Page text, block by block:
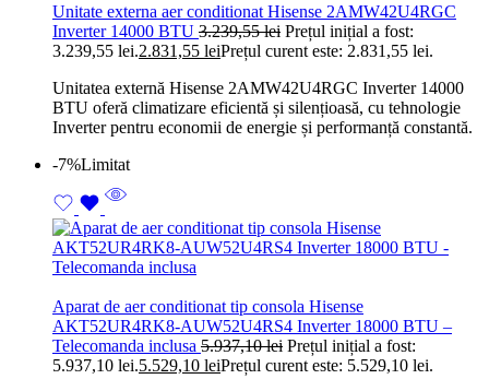
Unitate externa aer conditionat Hisense 2AMW42U4RGC
Inverter 14000 BTU 3.239,55lei Prețul inițial a fost:
3.239,55 lei.2.831,55 leiPrețul curent este: 2.831,55 lei.
Unitatea externă Hisense 2AMW42U4RGC Inverter 14000
BTU oferă climatizare eficientă și silențioasă, cu tehnologie
Inverter pentru economii de energie și performanță constantă.
-7%Limitat
Aparat de aer conditionat tip consola Hisense
AKT52UR4RK8-AUW52U4RS4 Inverter 18000 BTU –
Telecomanda inclusa 5.937,10lei Prețul inițial a fost:
5.937,10 lei.5.529,10 leiPrețul curent este: 5.529,10 lei.